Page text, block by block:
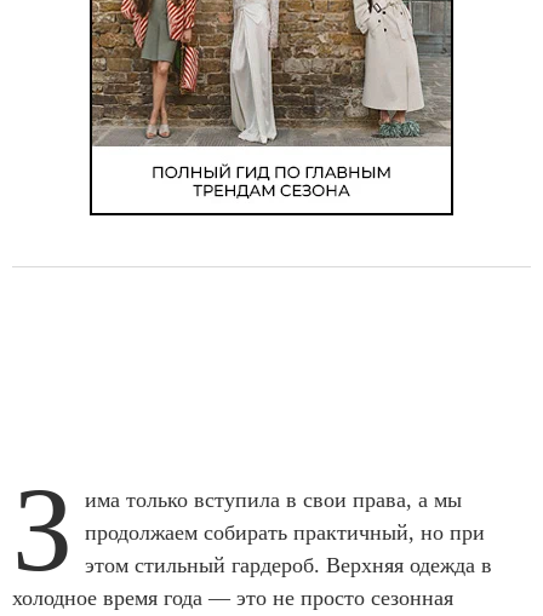
З
има только вступила в свои права, а мы
продолжаем собирать практичный, но при
этом стильный гардероб. Верхняя одежда в
холодное время года — это не просто сезонная